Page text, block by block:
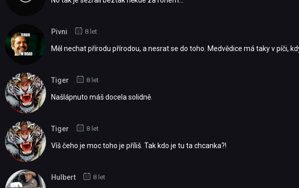
Pivni 8 let
Měl nechat přírodu přírodou, a nesrat se do toho. Medvědice má taky v píči,
Tiger 8 let
Našlápnuto máš docela solidně.
Tiger 8 let
Víš čeho je moc toho je příliš. Tak kdo je tu ta chcanka?!
Hulbert 8 let